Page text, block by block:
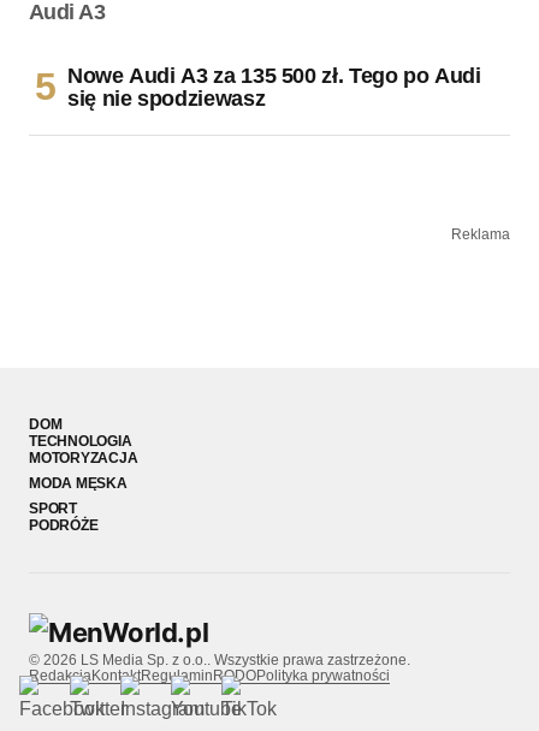
Nowe Audi A3 za 135 500 zł. Tego po Audi
się nie spodziewasz
Reklama
DOM
TECHNOLOGIA
MOTORYZACJA
MODA MĘSKA
SPORT
PODRÓŻE
© 2026 LS Media Sp. z o.o.. Wszystkie prawa zastrzeżone.
RedakcjaKontaktRegulamin RODOPolityka prywatności